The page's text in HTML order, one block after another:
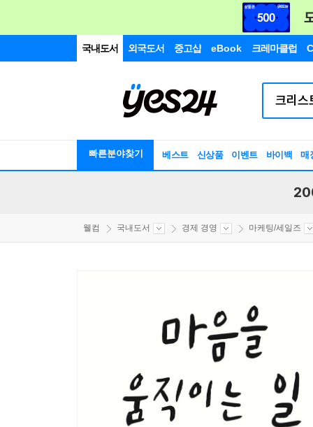
국내도서 외국도서 중고샵 eBook 크레마클럽
빠른분야찾기 베스트 신상품 이벤트 바이백 매
웰컴 국내도서 경제 경영 마케팅/세일즈